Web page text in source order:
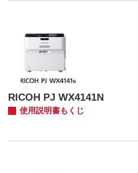
RICOH PJ WX4141N
使用説明書もくじ